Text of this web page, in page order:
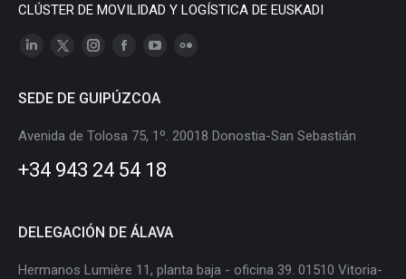
CLÚSTER DE MOVILIDAD Y LOGÍSTICA DE EUSKADI
Linkedin
opens
window
X
opens
window
Instagram
opens
in
window
opens
in
window
opens
in
window
in
SEDE DE GUIPÚZCOA
Avenida de Tolosa 75, 1º. 20018 Donostia-San Sebastián
+34 943 24 54 18
DELEGACIÓN DE ÁLAVA
Hermanos Lumière 11, planta baja - oficina 39. 01510 Vitoria-